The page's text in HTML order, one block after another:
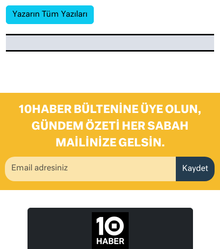
Yazarın Tüm Yazıları
10HABER BÜLTENINE ÜYE OLUN,
GÜNDEM ÖZETI HER SABAH
MAILINIZE GELSIN.
Kaydet